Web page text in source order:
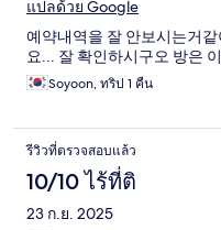
แปลด้วย Google
예약내역을 잘 안보시는거
요... 잘 확인하시구오 방은
Soyoon, ทริป 1 คืน
รีวิวที่ตรวจสอบแล้ว
10/10 ไร้ที่ติ
23 ก.ย. 2025